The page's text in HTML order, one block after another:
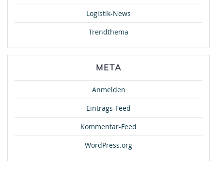
Logistik-News
Trendthema
META
Anmelden
Eintrags-Feed
Kommentar-Feed
WordPress.org